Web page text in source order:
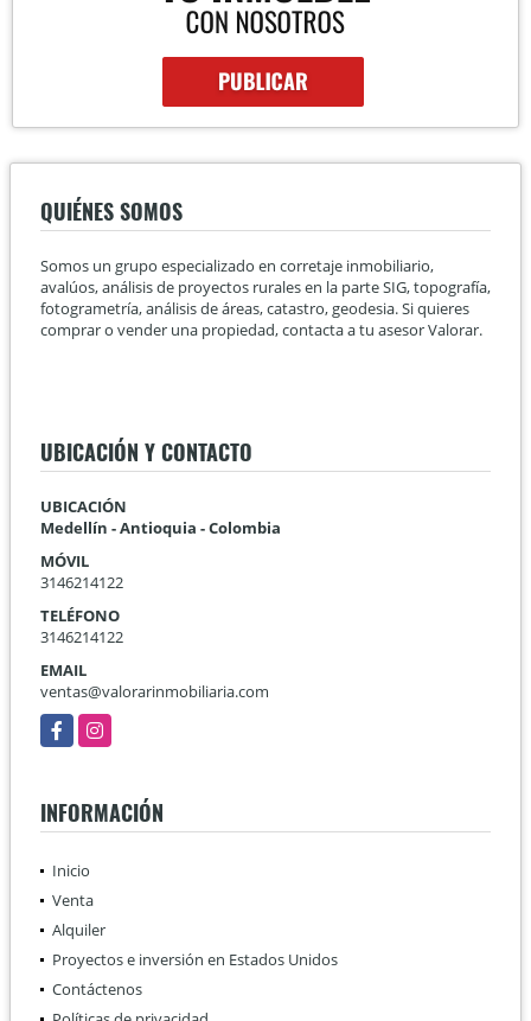
QUIÉNES SOMOS
Somos un grupo especializado en corretaje inmobiliario,
avalúos, análisis de proyectos rurales en la parte SIG, topografía,
fotogrametría, análisis de áreas, catastro, geodesia. Si quieres
comprar o vender una propiedad, contacta a tu asesor Valorar.
UBICACIÓN Y CONTACTO
UBICACIÓN
Medellín - Antioquia - Colombia
MÓVIL
3146214122
TELÉFONO
3146214122
EMAIL
ventas@valorarinmobiliaria.com
FacebookInstagram
INFORMACIÓN
Inicio
Venta
Alquiler
Proyectos e inversión en Estados Unidos
Contáctenos